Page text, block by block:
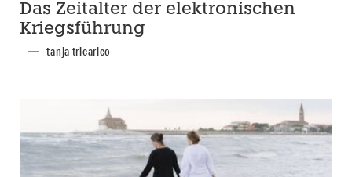
Das Zeitalter der elektronischen
Kriegsführung
tanja tricarico